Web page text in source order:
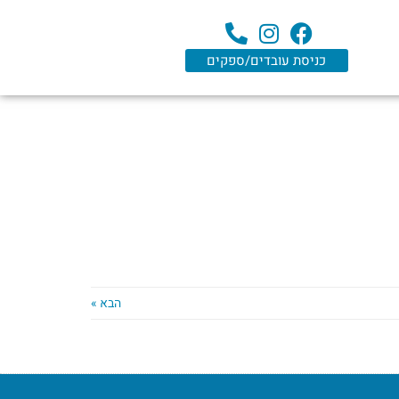
כניסת עובדים/ספקים
הבא »